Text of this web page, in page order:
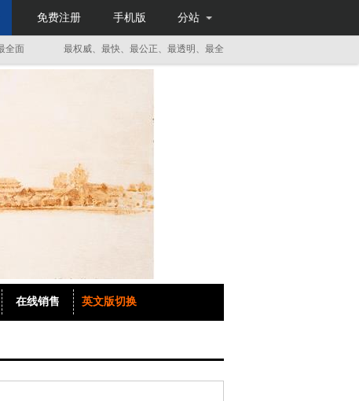
分站
手机版
免费注册
最权威、最快、最公正、最透明、最全面
在线销售 英文版切换